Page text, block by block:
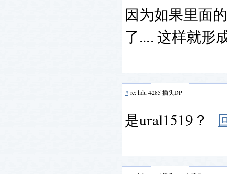
因为如果里面
了.... 这样就
# re: hdu 4285 插头DP
是ural1519？